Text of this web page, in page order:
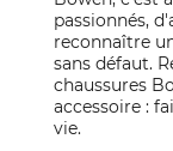
passionnés,
reconnaître
sans défaut.
chaussures
accessoire :
vie.